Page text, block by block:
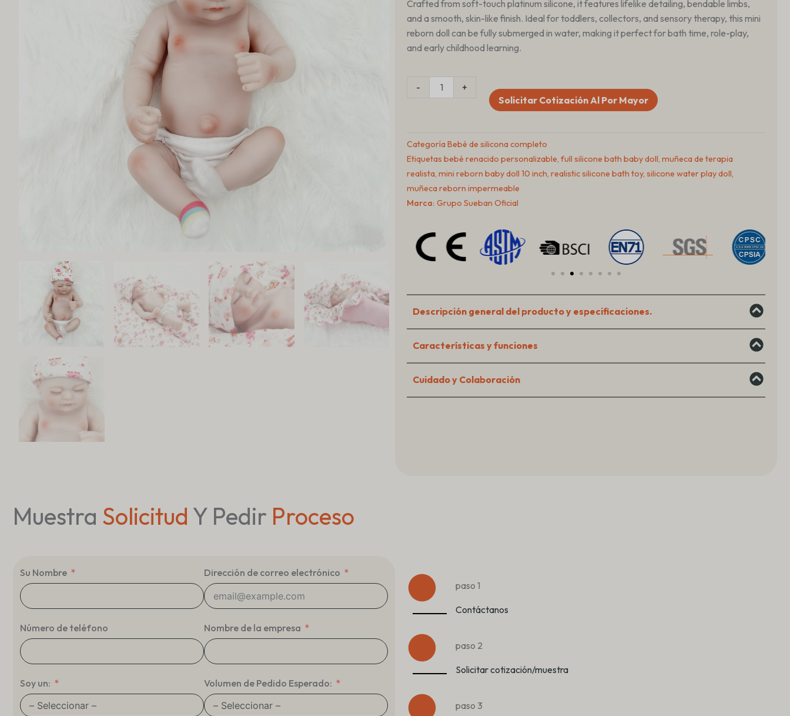
Crafted from soft-touch platinum silicone, it features lifelike detailing, bendable limbs,
and a smooth, skin-like finish. Ideal for toddlers, collectors, and sensory therapy, this mini
reborn doll can be fully submerged in water, making it perfect for bath time, role-play,
and early childhood learning.
-
Cantidad
Silicone
Bath
Baby
Doll
–
Reborn
Mini
Doll
+
Solicitar Cotización Al Por Mayor
Categoría Bebé de silicona completo
Etiquetas bebé renacido personalizable, full silicone bath baby doll, muñeca de terapia
realista, mini reborn baby doll 10 inch, realistic silicone bath toy, silicone water play doll,
muñeca reborn impermeable
Marca: Grupo Sueban Oficial
Descripción general del producto y especificaciones.
Características y funciones
Cuidado y Colaboración
Muestra Solicitud Y Pedir Proceso
Su Nombre
Número de teléfono
Soy un:
Dirección de correo electrónico
Nombre de la empresa
Volumen de Pedido Esperado:
paso 1
Contáctanos
paso 2
Solicitar cotización/muestra
paso 3